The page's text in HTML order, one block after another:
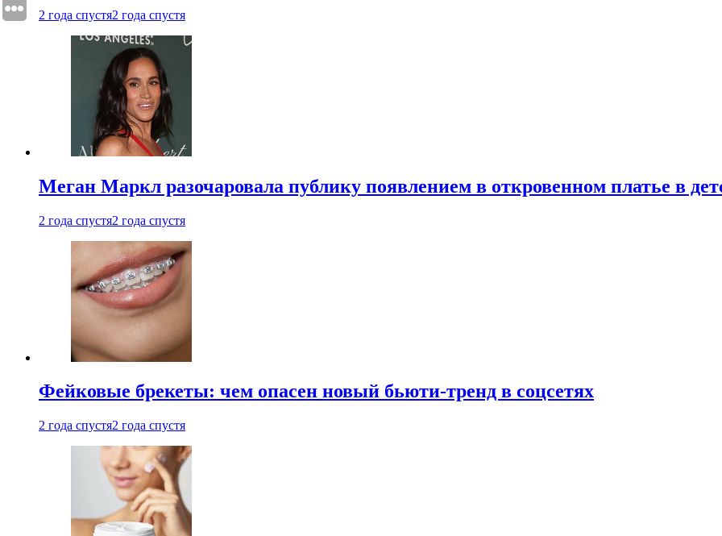
2 года спустя2 года спустя
Меган Маркл разочаровала публику появлением в откровенном платье в
2 года спустя2 года спустя
Фейковые брекеты: чем опасен новый бьюти-тренд в соцсетях
2 года спустя2 года спустя